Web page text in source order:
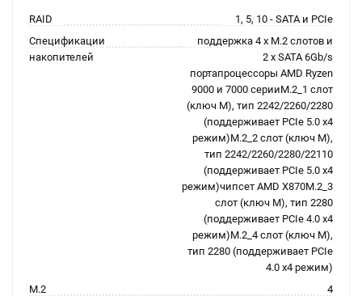
RAID
1, 5, 10 - SATA и PCIe
Спецификации
накопителей
поддержка 4 x M.2 слотов и
2 x SATA 6Gb/s
портапроцессоры AMD Ryzen
9000 и 7000 серииM.2_1 слот
(ключ M), тип 2242/2260/2280
(поддерживает PCIe 5.0 x4
режим)M.2_2 слот (ключ M),
тип 2242/2260/2280/22110
(поддерживает PCIe 5.0 x4
режим)чипсет AMD X870M.2_3
слот (ключ M), тип 2280
(поддерживает PCIe 4.0 x4
режим)M.2_4 слот (ключ M),
тип 2280 (поддерживает PCIe
4.0 x4 режим)
M.2
4